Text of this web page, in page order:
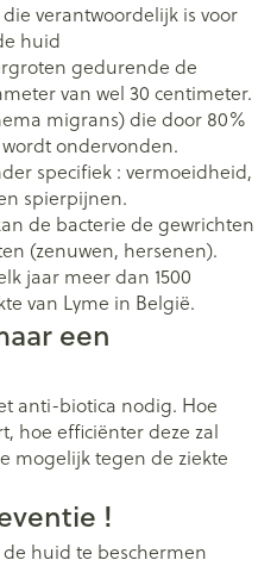
verantwoordelijk is voor
huid
gedurende de
van wel 30 centimeter.
migrans) die door 80%
ondervonden.
specifiek : vermoeidheid,
spierpijnen.
de bacterie de gewrichten
(zenuwen, hersenen).
jaar meer dan 1500
van Lyme in België.
een
anti-biotica nodig. Hoe
hoe efficiënter deze zal
mogelijk tegen de ziekte
!
huid te beschermen